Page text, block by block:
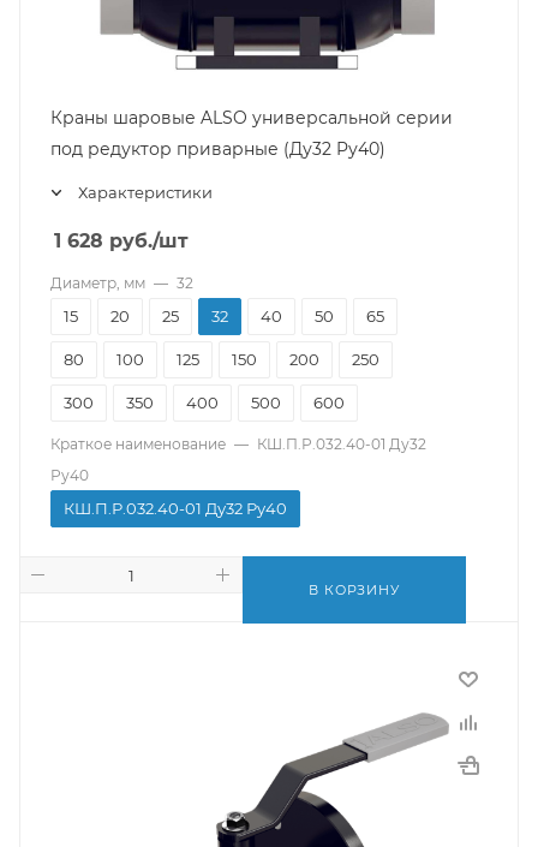
Краны шаровые ALSO универсальной серии
под редуктор приварные (Ду32 Pу40)
Характеристики
1 628 руб./шт
Диаметр, мм — 32
15 20 25 32 40 50 65
80 100 125 150 200 250
300 350 400 500 600
Краткое наименование — КШ.П.Р.032.40-01 Ду32
Ру40
КШ.П.Р.032.40-01 Ду32 Ру40
В КОРЗИНУ